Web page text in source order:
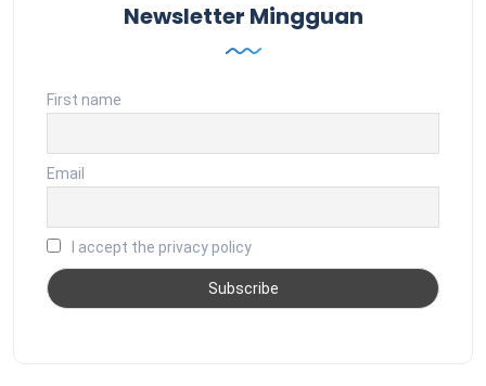
Newsletter Mingguan
First name
Email
I accept the privacy policy